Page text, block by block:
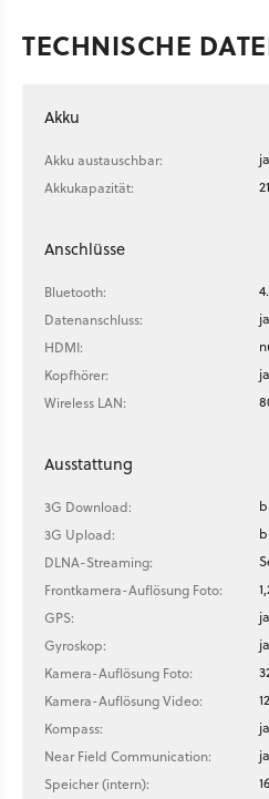
TECHNISCHE
Akku
Akku austauschbar:
ja
Akkukapazität:
Anschlüsse
Bluetooth:
Datenanschluss:
HDMI:
Kopfhörer:
Wireless LAN:
Ausstattung
3G Download:
3G Upload:
DLNA-Streaming:
Frontkamera-Auflösung Foto:
GPS:
ja
Gyroskop:
ja
Kamera-Auflösung Foto:
Kamera-Auflösung Video:
Kompass:
ja
Near Field Communication:
ja
Speicher (intern):